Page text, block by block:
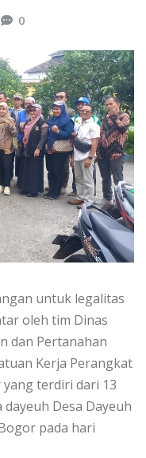
0
untuk legalitas
oleh tim Dinas
dan Pertanahan
Kerja Perangkat
yang terdiri dari 13
Desa Dayeuh
pada hari